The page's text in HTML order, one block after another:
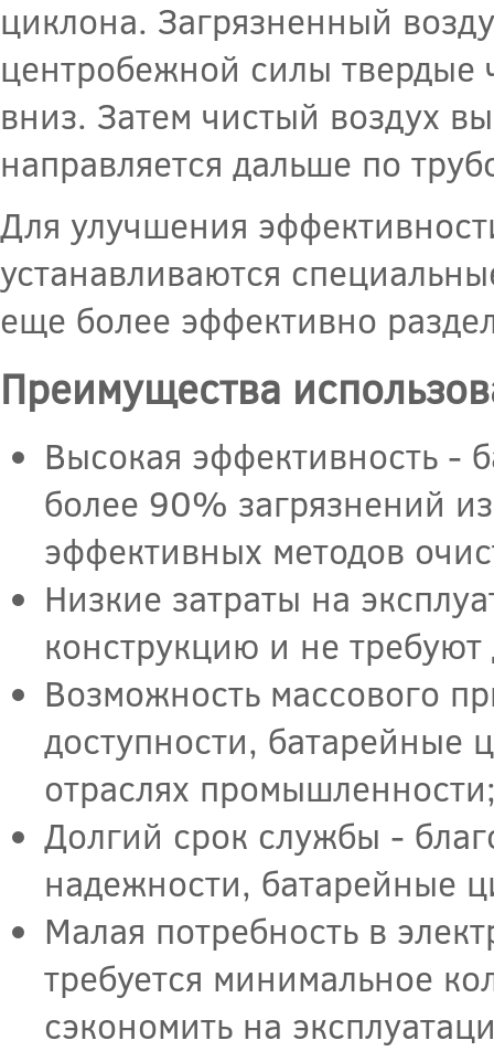
циклона. Загрязненный
центробежной силы твердые
вниз. Затем чистый воздух
направляется дальше по
Для улучшения
устанавливаются
еще более эффективно
Преимущества
Высокая эффективность -
более 90% загрязнений
эффективных методов
Низкие затраты на
конструкцию и не
Возможность массового
доступности,
отраслях
Долгий срок службы -
надежности, батарейные
Малая потребность в
требуется минимальное
сэкономить на